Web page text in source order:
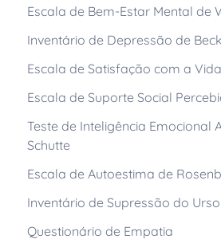
Escala de Bem-Estar Mental de
Inventário de Depressão de Beck
Escala de Satisfação com a Vida
Escala de Suporte Social
Teste de Inteligência Emocional
Schutte
Escala de Autoestima de
Inventário de Supressão do
Questionário de Empatia